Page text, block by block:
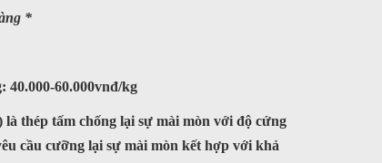
*
40.000-60.000vnđ/kg
thép tấm chống lại sự mài mòn với độ cứng
cầu cưỡng lại sự mài mòn kết hợp với khả